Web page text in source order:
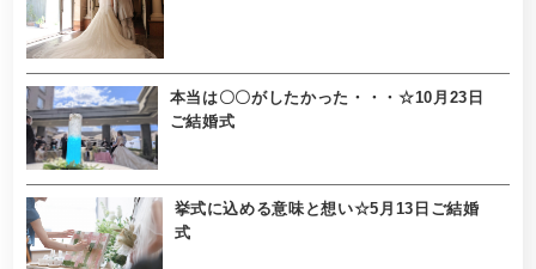
本当は〇〇がしたかった・・・☆10月23日
ご結婚式
挙式に込める意味と想い☆5月13日ご結婚
式